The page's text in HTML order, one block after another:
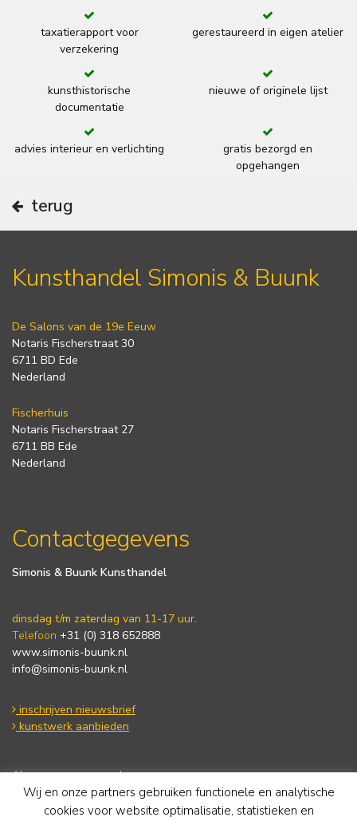
taxatierapport voor
verzekering
gerestaureerd in eigen atelier
kunsthistorische
documentatie
nieuwe of originele lijst
advies interieur en verlichting
gratis bezorgd en
opgehangen
terug
Kunsthandel Simonis & Buunk
De Salons van de 19e Eeuw
Notaris Fischerstraat 30
6711 BD Ede
Nederland
Fischerhuis
Notaris Fischerstraat 27
6711 BB Ede
Nederland
Contactgegevens
Simonis & Buunk Kunsthandel
dinsdag t/m zaterdag van 11-17 uur.
Telefoon +31 (0) 318 652888
www.simonis-buunk.nl
info@simonis-buunk.nl
inschrijven nieuwsbrief
kunstwerk aanbieden
Algemene voorwaarden
Privacy statement
Cookie Policy
Wij en onze partners gebruiken functionele en analytische
cookies voor website optimalisatie, statistieken en